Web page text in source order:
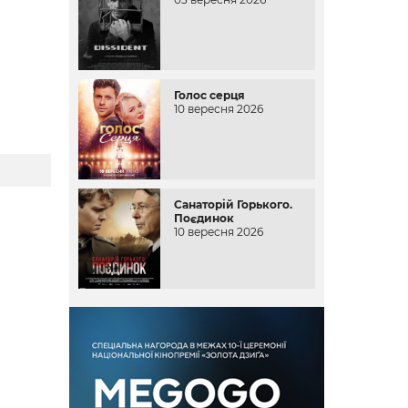
Голос серця
10 вересня 2026
Санаторій Горького.
Поєдинок
10 вересня 2026